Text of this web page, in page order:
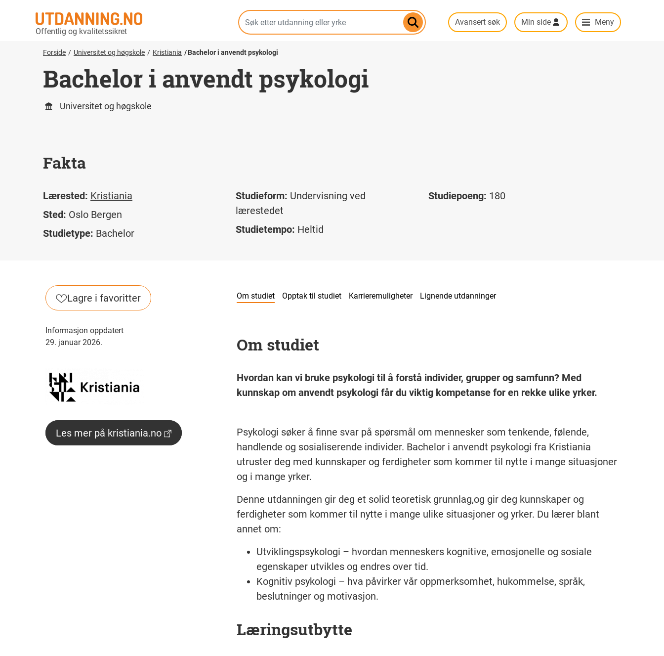
hovedinnhold
Offentlig og kvalitetssikret
Avansert søk Min side Meny
Forside Universitet og høgskole Kristiania Bachelor i anvendt psykologi
Bachelor i anvendt psykologi
Universitet og høgskole
Fakta
Lærested: Kristiania
Sted: Oslo Bergen
Studietype: Bachelor
Studieform: Undervisning ved
lærestedet
Studietempo: Heltid
Studiepoeng: 180
Lagre i favoritter
Informasjon oppdatert
29. januar 2026.
Les mer på kristiania.no
Om studiet Opptak til studiet Karrieremuligheter Lignende utdanninger
Om studiet
Hvordan kan vi bruke psykologi til å forstå individer, grupper og samfunn? Med
kunnskap om anvendt psykologi får du viktig kompetanse for en rekke ulike yrker.
Psykologi søker å finne svar på spørsmål om mennesker som tenkende, følende,
handlende og sosialiserende individer. Bachelor i anvendt psykologi fra Kristiania
utruster deg med kunnskaper og ferdigheter som kommer til nytte i mange situasjoner
og i mange yrker.
Denne utdanningen gir deg et solid teoretisk grunnlag,og gir deg kunnskaper og
ferdigheter som kommer til nytte i mange ulike situasjoner og yrker. Du lærer blant
annet om:
Utviklingspsykologi – hvordan menneskers kognitive, emosjonelle og sosiale
egenskaper utvikles og endres over tid.
Kognitiv psykologi – hva påvirker vår oppmerksomhet, hukommelse, språk,
beslutninger og motivasjon.
Læringsutbytte